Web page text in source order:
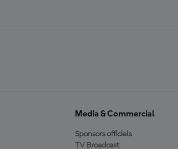
Media & Commercial
Sponsors officiels
TV Broadcast